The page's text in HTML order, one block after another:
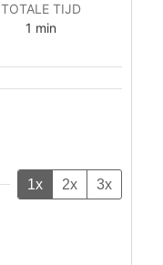
TOTALE TIJD
1 minuut
min
1x 2x 3x